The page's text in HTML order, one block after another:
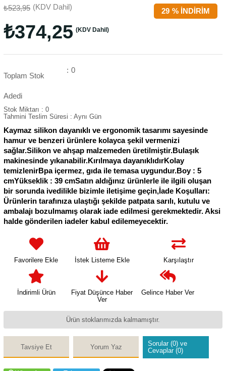
%
29 İNDIRIM
₺523,95 (KDV Dahil)
₺374,25 (KDV Dahil)
Toplam Stok
Adedi
: 0
Stok Miktarı : 0
Tahmini Teslim Süresi : Aynı Gün
Kaymaz silikon dayanıklı ve ergonomik tasarımı sayesinde
hamur ve benzeri ürünlere kolayca şekil vermenizi
sağlar.Silikon ve ahşap malzemeden üretilmiştir.Bulaşık
makinesinde yıkanabilir.Kırılmaya dayanıklıdırKolay
temizlenirBpa içermez, gıda ile temasa uygundur.Boy : 5
cmYükseklik : 39 cmSatın aldığınız ürünlerle ile ilgili oluşan
bir sorunda ivedilikle bizimle iletişime geçin,İade Koşulları:
Ürünlerin tarafınıza ulaştığı şekilde patpata sarılı, kutulu ve
ambalajı bozulmamış olarak iade edilmesi gerekmektedir. Aksi
halde gönderilen iadeler kabul edilemeyecektir.
Favorilere Ekle İstek Listeme Ekle Karşılaştır
İndirimli Ürün
Fiyat Düşünce Haber
Ver
Gelince Haber Ver
Ürün stoklarımızda kalmamıştır.
Tavsiye Et Yorum Yaz
Sorular (0) ve
Cevaplar (0)